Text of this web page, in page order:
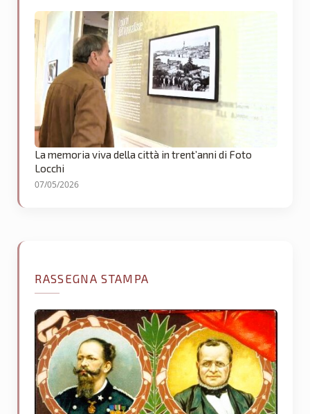
La memoria viva della città in trent’anni di Foto
Locchi
07/05/2026
RASSEGNA STAMPA